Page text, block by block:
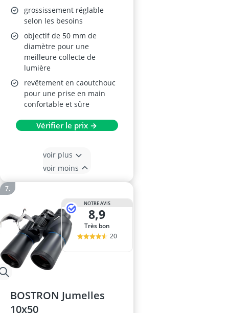
grossissement réglable
selon les besoins
objectif de 50 mm de
diamètre pour une
meilleure collecte de
lumière
revêtement en caoutchouc
pour une prise en main
confortable et sûre
Vérifier le prix →
voir plus
voir moins
NOTRE AVIS
8,9
Très bon
20
BOSTRON Jumelles
10x50